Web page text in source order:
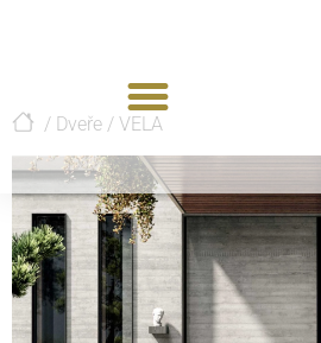
/ Dveře / VELA